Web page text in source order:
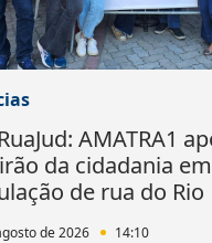
AMATRA1
da cidadania
de rua do Rio
de 2026 14:10